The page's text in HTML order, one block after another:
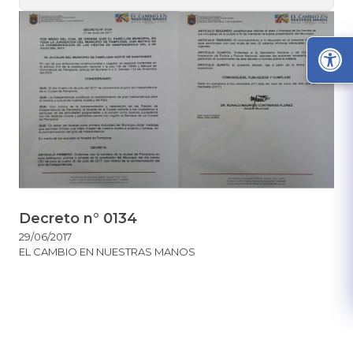
Decreto n° 0134
29/06/2017
EL CAMBIO EN NUESTRAS MANOS